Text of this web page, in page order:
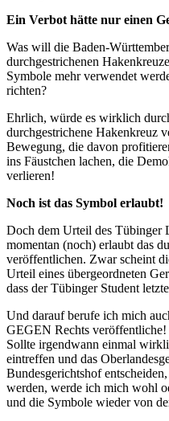
Ein Verbot hätte nur einen
Was will die Baden-
durchgestrichenen
Symbole mehr verwendet
richten?
Ehrlich, würde es wirklich
durchgestrichene Hakenkreuz
Bewegung, die davon
ins Fäustchen lachen, die
verlieren!
Noch ist das Symbol erlaubt!
Doch dem Urteil des Tübinger
momentan (noch) erlaubt das
veröffentlichen. Zwar scheint
Urteil eines übergeordneten
dass der Tübinger Student
Und darauf berufe ich mich
GEGEN Rechts veröffentliche!
Sollte irgendwann einmal
eintreffen und das
Bundesgerichtshof
werden, werde ich mich wohl
und die Symbole wieder von